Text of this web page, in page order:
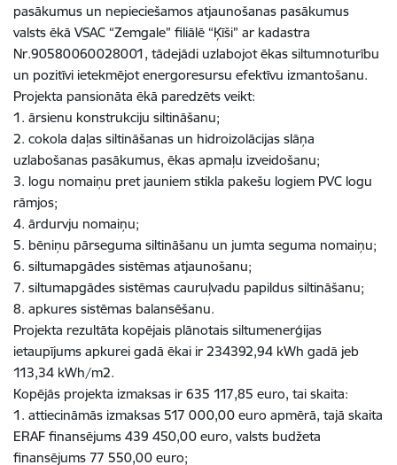
pasākumus un nepieciešamos atjaunošanas pasākumus
valsts ēkā VSAC “Zemgale” filiālē “Ķīši” ar kadastra
Nr.90580060028001, tādejādi uzlabojot ēkas siltumnoturību
un pozitīvi ietekmējot energoresursu efektīvu izmantošanu.
Projekta pansionāta ēkā paredzēts veikt:
1. ārsienu konstrukciju siltināšanu;
2. cokola daļas siltināšanas un hidroizolācijas slāņa
uzlabošanas pasākumus, ēkas apmaļu izveidošanu;
3. logu nomaiņu pret jauniem stikla pakešu logiem PVC logu
rāmjos;
4. ārdurvju nomaiņu;
5. bēniņu pārseguma siltināšanu un jumta seguma nomaiņu;
6. siltumapgādes sistēmas atjaunošanu;
7. siltumapgādes sistēmas cauruļvadu papildus siltināšanu;
8. apkures sistēmas balansēšanu.
Projekta rezultāta kopējais plānotais siltumenerģijas
ietaupījums apkurei gadā ēkai ir 234392,94 kWh gadā jeb
113,34 kWh/m2.
Kopējās projekta izmaksas ir 635 117,85 euro, tai skaita:
1. attiecināmās izmaksas 517 000,00 euro apmērā, tajā skaita
ERAF finansējums 439 450,00 euro, valsts budžeta
finansējums 77 550,00 euro;